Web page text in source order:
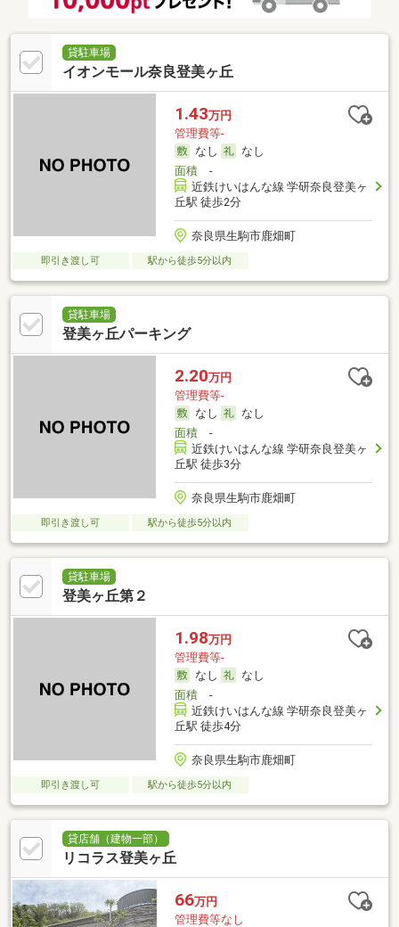
貸駐車場
イオンモール奈良登美ヶ丘
1.43万円
管理費等-
なし
なし
面積-
近鉄けいはんな線 学研奈良登美ヶ
丘駅 徒歩2分
奈良県生駒市鹿畑町
即引き渡し可 駅から徒歩5分以内
貸駐車場
登美ヶ丘パーキング
2.20万円
管理費等-
なし
なし
面積-
近鉄けいはんな線 学研奈良登美ヶ
丘駅 徒歩3分
奈良県生駒市鹿畑町
即引き渡し可 駅から徒歩5分以内
貸駐車場
登美ヶ丘第２
1.98万円
管理費等-
なし
なし
面積-
近鉄けいはんな線 学研奈良登美ヶ
丘駅 徒歩4分
奈良県生駒市鹿畑町
即引き渡し可 駅から徒歩5分以内
貸店舗（建物一部）
リコラス登美ヶ丘
66万円
管理費等なし